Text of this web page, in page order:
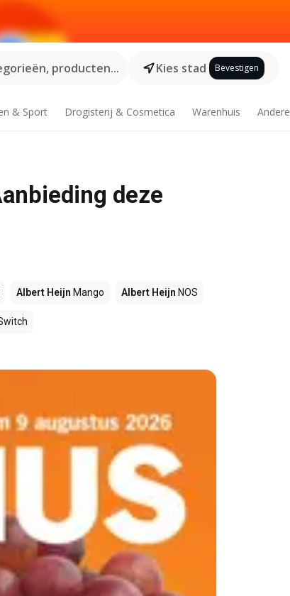
producten...
Kies stad Bevestigen
& Sport Drogisterij & Cosmetica Warenhuis Andere
deze
Albert Heijn Mango Albert Heijn NOS